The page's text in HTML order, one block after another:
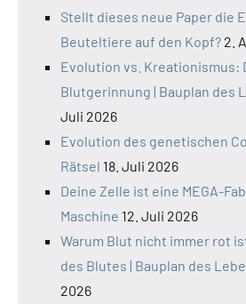
Stellt dieses neue Paper die
Beuteltiere auf den Kopf? 2.
Evolution vs. Kreationismus:
Blutgerinnung | Bauplan des
Juli 2026
Evolution des genetischen
Rätsel 18. Juli 2026
Deine Zelle ist eine MEGA-
Maschine 12. Juli 2026
Warum Blut nicht immer rot
des Blutes | Bauplan des
2026